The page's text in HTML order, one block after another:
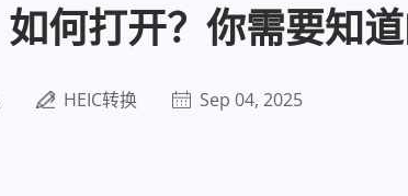
何打开？你需要知
HEIC转换 Sep 04, 2025